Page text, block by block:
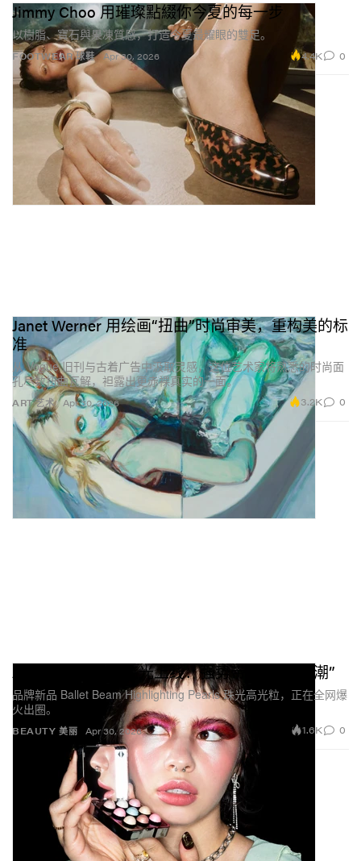
FOOTWEAR 球鞋
Jimmy Choo 用璀璨點綴你今夏的每一步
以樹脂、寶石與果凍質感，打造今夏最耀眼的雙足。
Apr 30, 2026 4.4K 0
ART 艺术
Janet Werner 用绘画“扭曲”时尚审美，重构美的标
准
从 Vogue 旧刊与古着广告中汲取灵感，这位艺术家将熟悉的时尚面
孔尽数扭曲瓦解，袒露出更赤裸真实的一面。
Apr 30, 2026 3.2K 0
BEAUTY 美丽
About-Face全新高光上线：强势带回“高光热潮”
品牌新品 Ballet Beam Highlighting Pearls 珠光高光粒，正在全网爆
火出圈。
Apr 30, 2026 1.6K 0